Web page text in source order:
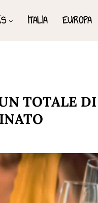
ITALIA EUROPA
TOTALE DI